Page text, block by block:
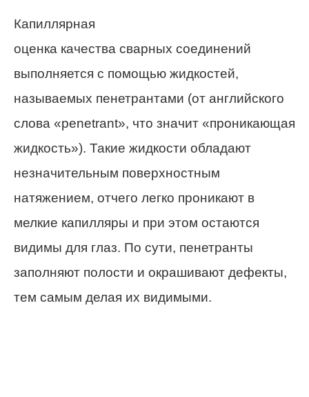
Капиллярная
оценка качества сварных соединений
выполняется с помощью жидкостей,
называемых пенетрантами (от английского
слова «penetrant», что значит «проникающая
жидкость»). Такие жидкости обладают
незначительным поверхностным
натяжением, отчего легко проникают в
мелкие капилляры и при этом остаются
видимы для глаз. По сути, пенетранты
заполняют полости и окрашивают дефекты,
тем самым делая их видимыми.